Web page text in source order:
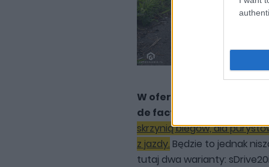
W ofercie niemieckiego
de facto istnieje dzięki...
skrzynią biegów, dla
z jazdy. Będzie to jednak
tutaj dwa warianty: